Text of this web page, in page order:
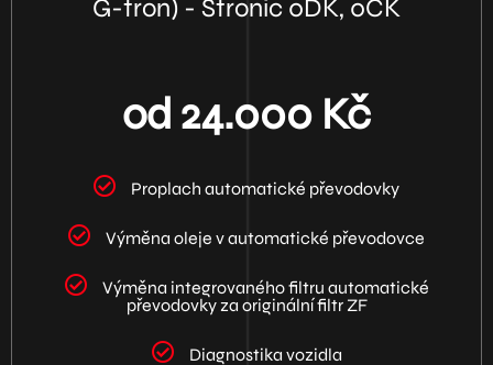
G-tron) - Stronic 0DK, 0CK
od 24.000 Kč
Proplach automatické převodovky
Výměna oleje v automatické převodovce
Výměna integrovaného filtru automatické
převodovky za originální filtr ZF
Diagnostika vozidla